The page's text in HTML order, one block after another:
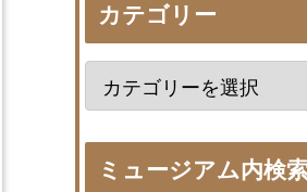
カテゴリー
ミュージアム内検